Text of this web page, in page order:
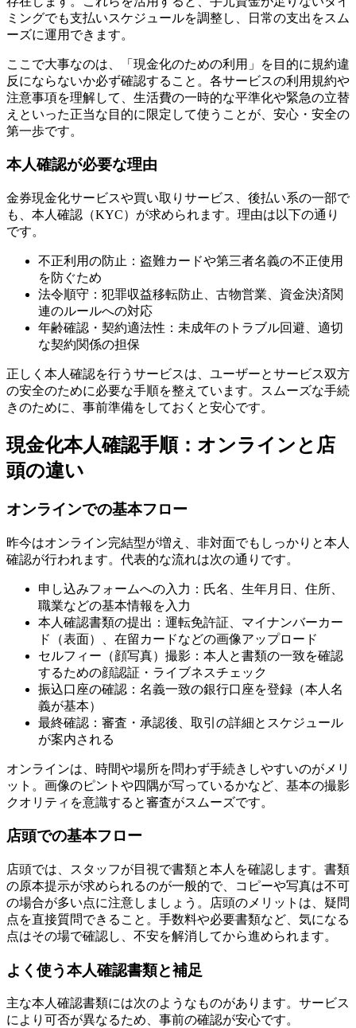
ミングでも支払いスケジュールを調整し、日常の支出をスム
ーズに運用できます。
ここで大事なのは、「現金化のための利用」を目的に規約違
反にならないか必ず確認すること。各サービスの利用規約や
注意事項を理解して、生活費の一時的な平準化や緊急の立替
えといった正当な目的に限定して使うことが、安心・安全の
第一歩です。
本人確認が必要な理由
金券現金化サービスや買い取りサービス、後払い系の一部で
も、本人確認（KYC）が求められます。理由は以下の通り
です。
不正利用の防止：盗難カードや第三者名義の不正使用
を防ぐため
法令順守：犯罪収益移転防止、古物営業、資金決済関
連のルールへの対応
年齢確認・契約適法性：未成年のトラブル回避、適切
な契約関係の担保
正しく本人確認を行うサービスは、ユーザーとサービス双方
の安全のために必要な手順を整えています。スムーズな手続
きのために、事前準備をしておくと安心です。
現金化本人確認手順：オンラインと店
頭の違い
オンラインでの基本フロー
昨今はオンライン完結型が増え、非対面でもしっかりと本人
確認が行われます。代表的な流れは次の通りです。
申し込みフォームへの入力：氏名、生年月日、住所、
職業などの基本情報を入力
本人確認書類の提出：運転免許証、マイナンバーカー
ド（表面）、在留カードなどの画像アップロード
セルフィー（顔写真）撮影：本人と書類の一致を確認
するための顔認証・ライブネスチェック
振込口座の確認：名義一致の銀行口座を登録（本人名
義が基本）
最終確認：審査・承認後、取引の詳細とスケジュール
が案内される
オンラインは、時間や場所を問わず手続きしやすいのがメリ
ット。画像のピントや四隅が写っているかなど、基本の撮影
クオリティを意識すると審査がスムーズです。
店頭での基本フロー
店頭では、スタッフが目視で書類と本人を確認します。書類
の原本提示が求められるのが一般的で、コピーや写真は不可
の場合が多い点に注意しましょう。店頭のメリットは、疑問
点を直接質問できること。手数料や必要書類など、気になる
点はその場で確認し、不安を解消してから進められます。
よく使う本人確認書類と補足
主な本人確認書類には次のようなものがあります。サービス
により可否が異なるため、事前の確認が安心です。